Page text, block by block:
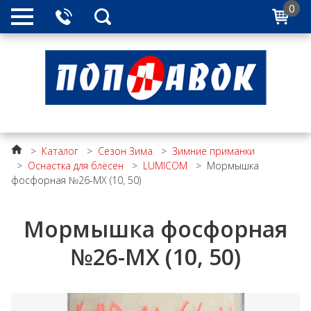
0
> Каталог > Сезон Зима > Зимние приманки
> Оснастка для блёсен > LUMICOM > Мормышка
фосфорная №26-МХ (10, 50)
Мормышка фосфорная
№26-МХ (10, 50)